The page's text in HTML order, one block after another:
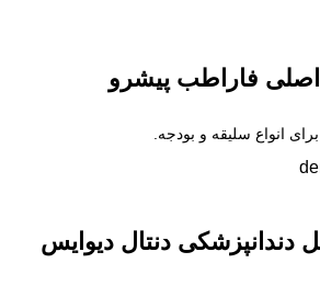
فاراطب پیشرو
انواع سلیقه و بودجه.
دندانپزشکی دنتال دیوایس